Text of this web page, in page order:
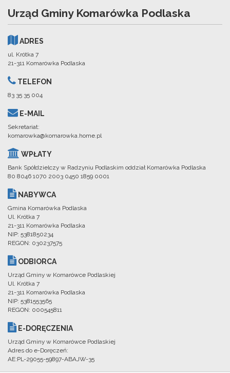
Urząd Gminy Komarówka Podlaska
ADRES
ul. Krótka 7
21-311 Komarówka Podlaska
TELEFON
83 35 35 004
E-MAIL
Sekretariat:
komarowka@komarowka.home.pl
WPŁATY
Bank Spółdzielczy w Radzyniu Podlaskim oddział Komarówka Podlaska
80 8046 1070 2003 0450 1859 0001
NABYWCA
Gmina Komarówka Podlaska
Ul. Krótka 7
21-311 Komarówka Podlaska
NIP: 5381850234
REGON: 030237575
ODBIORCA
Urząd Gminy w Komarówce Podlaskiej
Ul. Krótka 7
21-311 Komarówka Podlaska
NIP: 5381553565
REGON: 000545811
E-DORĘCZENIA
Urząd Gminy w Komarówce Podlaskiej
Adres do e-Doręczeń:
AE:PL-29055-59897-ABAJW-35